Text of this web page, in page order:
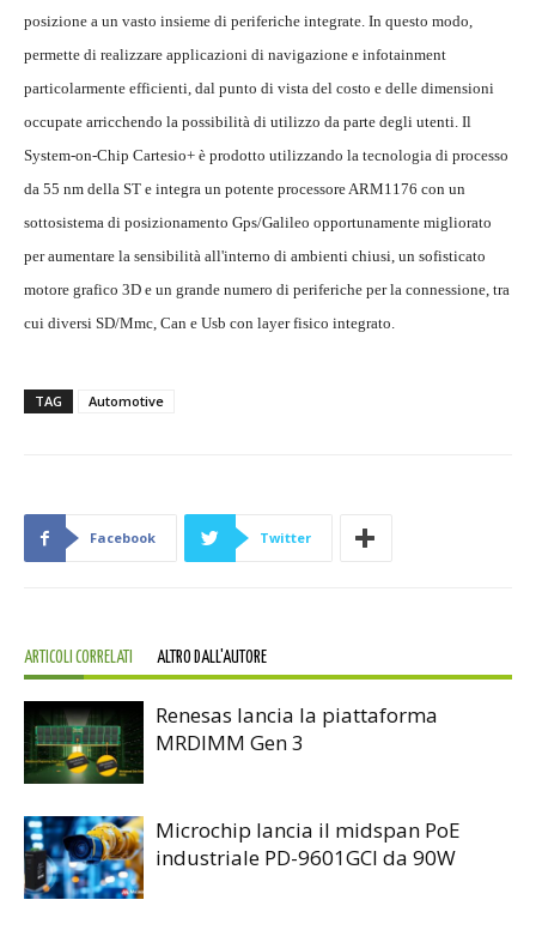
posizione a un vasto insieme di periferiche integrate. In questo modo,
permette di realizzare applicazioni di navigazione e infotainment
particolarmente efficienti, dal punto di vista del costo e delle dimensioni
occupate arricchendo la possibilità di utilizzo da parte degli utenti. Il
System-on-Chip Cartesio+ è prodotto utilizzando la tecnologia di processo
da 55 nm della ST e integra un potente processore ARM1176 con un
sottosistema di posizionamento Gps/Galileo opportunamente migliorato
per aumentare la sensibilità all'interno di ambienti chiusi, un sofisticato
motore grafico 3D e un grande numero di periferiche per la connessione, tra
cui diversi SD/Mmc, Can e Usb con layer fisico integrato.
TAG Automotive
Facebook Twitter
ARTICOLI CORRELATI ALTRO DALL'AUTORE
Renesas lancia la piattaforma
MRDIMM Gen 3
Microchip lancia il midspan PoE
industriale PD-9601GCI da 90W